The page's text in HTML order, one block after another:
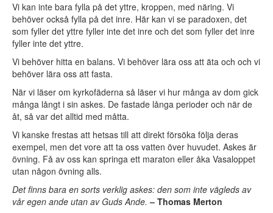
Vi kan inte bara fylla på det yttre, kroppen, med näring. Vi
behöver också fylla på det inre. Här kan vi se paradoxen, det
som fyller det yttre fyller inte det inre och det som fyller det inre
fyller inte det yttre.
Vi behöver hitta en balans. Vi behöver lära oss att äta och och vi
behöver lära oss att fasta.
När vi läser om kyrkofäderna så läser vi hur många av dom gick
många långt i sin askes. De fastade långa perioder och när de
åt, så var det alltid med måtta.
Vi kanske frestas att hetsas till att direkt försöka följa deras
exempel, men det vore att ta oss vatten över huvudet. Askes är
övning. Få av oss kan springa ett maraton eller åka Vasaloppet
utan någon övning alls.
Det finns bara en sorts verklig askes: den som inte vägleds av
vår egen ande utan av Guds Ande. – Thomas Merton